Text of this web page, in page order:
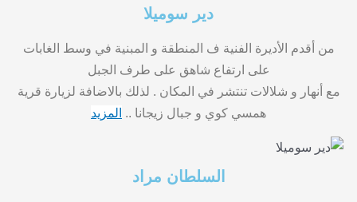
دير سوميلا
من أقدم الأديرة الفنية ف المنطقة و المبنية في وسط الغابات
على ارتفاع شاهق على طرف الجبل
مع أنهار و شلالات تنتشر في المكان . لذلك بالاضافة لزيارة قرية
همسي كوي و جبال زيجانا .. المزيد
السلطان مراد